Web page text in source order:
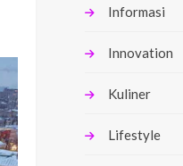
Informasi
Innovation
Kuliner
Lifestyle